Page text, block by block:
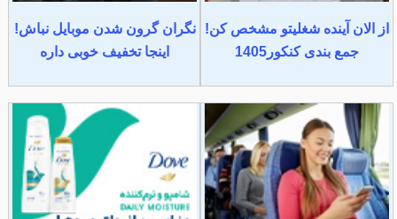
از الان آینده شغلیتو مشخص کن!
جمع بندی کنکور1405
نگران گرون شدن موبایل نباش!
اینجا تخفیف خوبی داره